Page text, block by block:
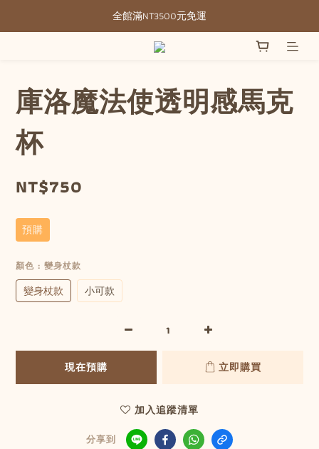
全館滿NT3500元免運
全館滿NT3500元免運
部分現貨＋預購20-30天不含假日
庫洛魔法使透明感馬克
杯
NT$750
預購
顏色 : 變身杖款
變身杖款 小可款
現在預購 立即購買
加入追蹤清單
分享到